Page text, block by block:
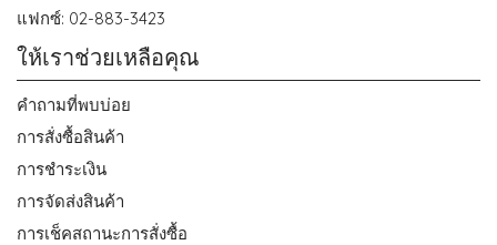
แฟกซ์: 02-883-3423
ให้เราช่วยเหลือคุณ
คำถามที่พบบ่อย
การสั่งซื้อสินค้า
การชำระเงิน
การจัดส่งสินค้า
การเช็คสถานะการสั่งซื้อ